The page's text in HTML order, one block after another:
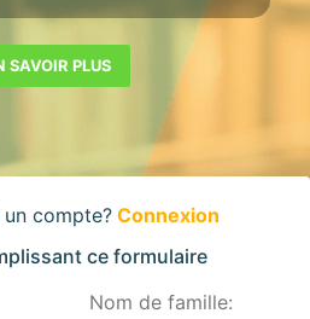
SAVOIR PLUS
compte?Connexion
ce formulaire
Nom de famille: